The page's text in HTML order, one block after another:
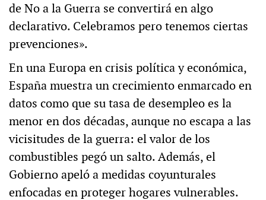
de No a la Guerra se convertirá en algo
declarativo. Celebramos pero tenemos ciertas
prevenciones».
En una Europa en crisis política y económica,
España muestra un crecimiento enmarcado en
datos como que su tasa de desempleo es la
menor en dos décadas, aunque no escapa a las
vicisitudes de la guerra: el valor de los
combustibles pegó un salto. Además, el
Gobierno apeló a medidas coyunturales
enfocadas en proteger hogares vulnerables.